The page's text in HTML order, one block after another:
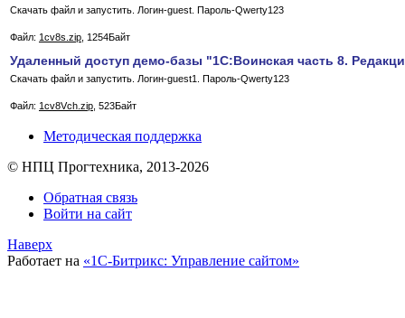
Скачать файл и запустить. Логин-guest. Пароль-Qwerty123
Файл: 1cv8s.zip , 1254Байт
Удаленный доступ демо-базы "1С:Воинская часть 8.
Скачать файл и запустить. Логин-guest1. Пароль-Qwerty123
Файл: 1cv8Vch.zip , 523Байт
Методическая поддержка
© НПЦ Прогтехника, 2013-2026
Обратная связь
Войти на сайт
Наверх
Работает на «1С-Битрикс: Управление сайтом»